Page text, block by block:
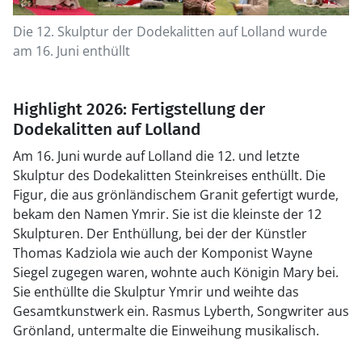
Die 12. Skulptur der Dodekalitten auf Lolland wurde
am 16. Juni enthüllt
Highlight 2026: Fertigstellung der
Dodekalitten auf Lolland
Am 16. Juni wurde auf Lolland die 12. und letzte
Skulptur des Dodekalitten Steinkreises enthüllt. Die
Figur, die aus grönländischem Granit gefertigt wurde,
bekam den Namen Ymrir. Sie ist die kleinste der 12
Skulpturen. Der Enthüllung, bei der der Künstler
Thomas Kadziola wie auch der Komponist Wayne
Siegel zugegen waren, wohnte auch Königin Mary bei.
Sie enthüllte die Skulptur Ymrir und weihte das
Gesamtkunstwerk ein. Rasmus Lyberth, Songwriter aus
Grönland, untermalte die Einweihung musikalisch.